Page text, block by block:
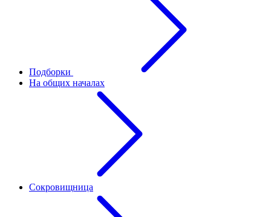
Подборки
На общих началах
Сокровищница